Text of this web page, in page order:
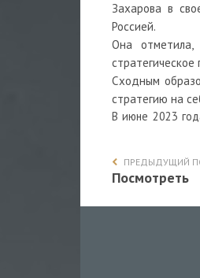
Захарова в
Россией.
Она
Сходным
стратегию на
В июне 2023
ПРЕДЫДУЩИЙ
Посмотреть